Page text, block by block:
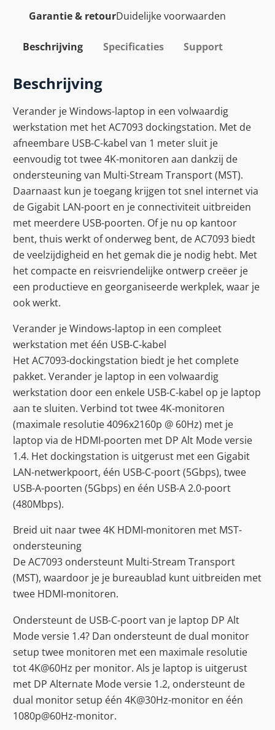
Garantie & retourDuidelijke voorwaarden
Beschrijving Specificaties Support
Beschrijving
Verander je Windows-laptop in een volwaardig
werkstation met het AC7093 dockingstation. Met de
afneembare USB-C-kabel van 1 meter sluit je
eenvoudig tot twee 4K-monitoren aan dankzij de
ondersteuning van Multi-Stream Transport (MST).
Daarnaast kun je toegang krijgen tot snel internet via
de Gigabit LAN-poort en je connectiviteit uitbreiden
met meerdere USB-poorten. Of je nu op kantoor
bent, thuis werkt of onderweg bent, de AC7093 biedt
de veelzijdigheid en het gemak die je nodig hebt. Met
het compacte en reisvriendelijke ontwerp creëer je
een productieve en georganiseerde werkplek, waar je
ook werkt.
Verander je Windows-laptop in een compleet
werkstation met één USB-C-kabel
Het AC7093-dockingstation biedt je het complete
pakket. Verander je laptop in een volwaardig
werkstation door een enkele USB-C-kabel op je laptop
aan te sluiten. Verbind tot twee 4K-monitoren
(maximale resolutie 4096x2160p @ 60Hz) met je
laptop via de HDMI-poorten met DP Alt Mode versie
1.4. Het dockingstation is uitgerust met een Gigabit
LAN-netwerkpoort, één USB-C-poort (5Gbps), twee
USB-A-poorten (5Gbps) en één USB-A 2.0-poort
(480Mbps).
Breid uit naar twee 4K HDMI-monitoren met MST-
ondersteuning
De AC7093 ondersteunt Multi-Stream Transport
(MST), waardoor je je bureaublad kunt uitbreiden met
twee HDMI-monitoren.
Ondersteunt de USB-C-poort van je laptop DP Alt
Mode versie 1.4? Dan ondersteunt de dual monitor
setup twee monitoren met een maximale resolutie
tot 4K@60Hz per monitor. Als je laptop is uitgerust
met DP Alternate Mode versie 1.2, ondersteunt de
dual monitor setup één 4K@30Hz-monitor en één
1080p@60Hz-monitor.